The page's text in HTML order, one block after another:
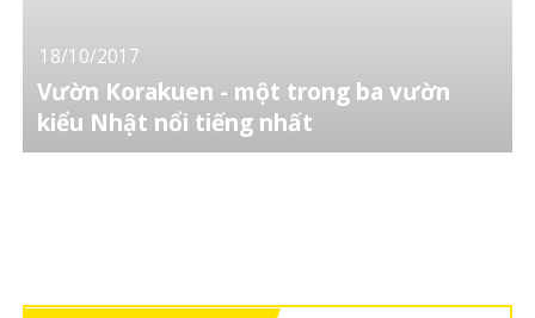
18/10/2017
Vườn Korakuen - một trong ba vườn
kiểu Nhật nổi tiếng nhất